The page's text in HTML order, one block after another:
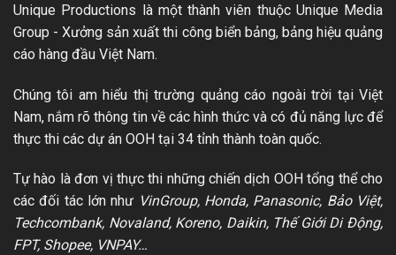
Unique Productions là một thành viên thuộc Unique Media
Group - Xưởng sản xuất thi công biển bảng, bảng hiệu quảng
cáo hàng đầu Việt Nam.
Chúng tôi am hiểu thị trường quảng cáo ngoài trời tại Việt
Nam, nắm rõ thông tin về các hình thức và có đủ năng lực để
thực thi các dự án OOH tại 34 tỉnh thành toàn quốc.
Tự hào là đơn vị thực thi những chiến dịch OOH tổng thể cho
các đối tác lớn như VinGroup, Honda, Panasonic, Bảo Việt,
Techcombank, Novaland, Koreno, Daikin, Thế Giới Di Động,
FPT, Shopee, VNPAY…